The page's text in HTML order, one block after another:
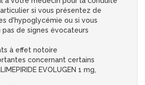
si vous présentez de
d'hypoglycémie ou si vous
de signes évocateurs
à effet notoire
concernant certains
EVOLUGEN 1 mg,